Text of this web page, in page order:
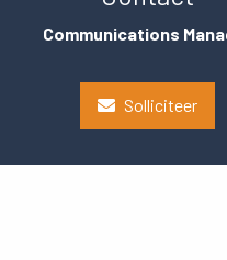
Communications
Solliciteer